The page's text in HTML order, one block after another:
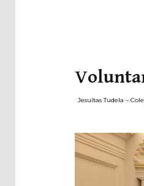
Jesuitas Tudela –